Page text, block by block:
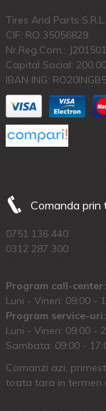
Tires And Parts S.R.L.
CIF: RO 35056829
Nr.Reg.Com.:
Capital Social:
IBAN ING:
Comanda prin
0751 136 440
0312 287 300
Program call-center:
Luni - Vineri: 09:00 -
Program service-uri:
Luni - Vineri: 09.00 -
Sambata: 09:00 -
Comanzi azi,
toata tara in termen